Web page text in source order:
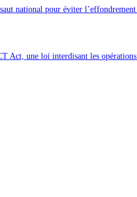
national pour éviter
Act, une loi interdisant les